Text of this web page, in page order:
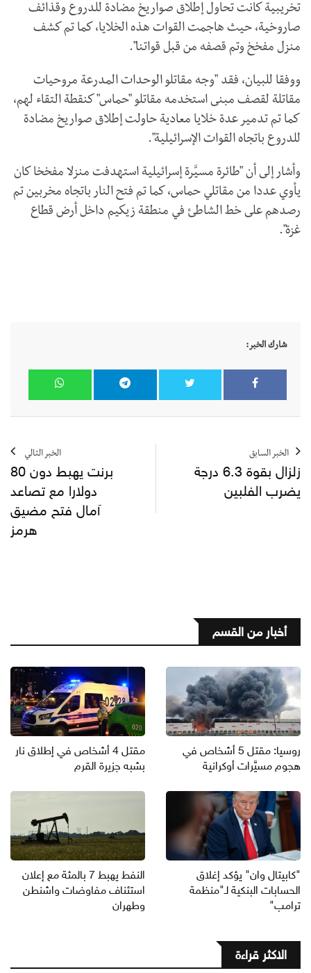
تخريبية كانت تحاول إطلاق صواريخ مضادة للدروع وقذائف
صاروخية، حيث هاجمت القوات هذه الخلايا، كما تم كشف
منزل مفخخ وتم قصفه من قبل قواتنا".
ووفقا للبيان، فقد "وجه مقاتلو الوحدات المدرعة مروحيات
مقاتلة لقصف مبنى استخدمه مقاتلو "حماس" كنقطة التقاء لهم،
كما تم تدمير عدة خلايا معادية حاولت إطلاق صواريخ مضادة
للدروع باتجاه القوات الإسرائيلية".
وأشار إلى أن "طائرة مسيَّرة إسرائيلية استهدفت منزلا مفخخا كان
يأوي عددا من مقاتلي حماس، كما تم فتح النار باتجاه مخربين تم
رصدهم على خط الشاطئ في منطقة زيكيم داخل أرض قطاع
غزة".
شارك الخبر:
الخبر السابق
زلزال بقوة 6.3 درجة
يضرب الفلبين
الخبر التالي
برنت يهبط دون 80
دولارا مع تصاعد
آمال فتح مضيق
هرمز
أخبار من القسم
روسيا: مقتل 5 أشخاص في
هجوم مسيَّرات أوكرانية
مقتل 4 أشخاص في إطلاق نار
بشبه جزيرة القرم
"كابيتال وان" يؤكد إغلاق
الحسابات البنكية لـ"منظمة
ترامب"
النفط يهبط 7 بالمئة مع إعلان
استئناف مفاوضات واشنطن
وطهران
الاكثر قراءة